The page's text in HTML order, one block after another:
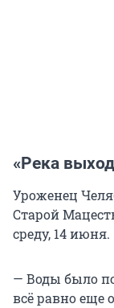
«Река
Уроженец
Старой
среду, 14 июня.
— Воды было
всё равно еще